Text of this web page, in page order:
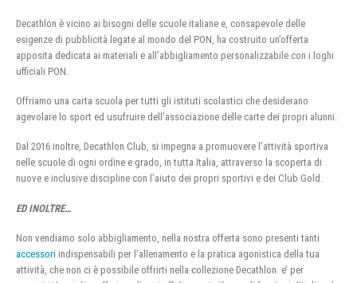
Decathlon è vicino ai bisogni delle scuole italiane e, consapevole delle
esigenze di pubblicità legate al mondo del PON, ha costruito un’offerta
apposita dedicata ai materiali e all’abbigliamento personalizzabile con i loghi
ufficiali PON.
Offriamo una carta scuola per tutti gli istituti scolastici che desiderano
agevolare lo sport ed usufruire dell’associazione delle carte dei propri alunni.
Dal 2016 inoltre, Decathlon Club, si impegna a promuovere l’attività sportiva
nelle scuole di ogni ordine e grado, in tutta Italia, attraverso la scoperta di
nuove e inclusive discipline con l’aiuto dei propri sportivi e dei Club Gold.
ED INOLTRE…
Non vendiamo solo abbigliamento, nella nostra offerta sono presenti tanti
accessori indispensabili per l’allenamento e la pratica agonistica della tua
attività, che non ci è possibile offrirti nella collezione Decathlon. e’ per